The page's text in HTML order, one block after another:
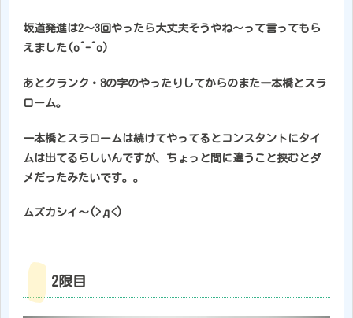
坂道発進は2～3回やったら大丈夫そうやね～って言ってもら
えました(o^-^o)
あとクランク・8の字のやったりしてからのまた一本橋とスラ
ローム。
一本橋とスラロームは続けてやってるとコンスタントにタイ
ムは出てるらしいんですが、ちょっと間に違うこと挟むとダ
メだったみたいです。。
ムズカシイ～(>д<)
2限目